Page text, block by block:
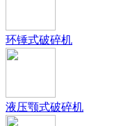
环锤式破碎机
液压颚式破碎机